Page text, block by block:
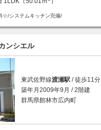
☆/システムキッチン完備/
ンシエル
東武佐野線渡瀬駅 / 徒歩11分
築年月2009年9月 / 2階建
群馬県館林市広内町